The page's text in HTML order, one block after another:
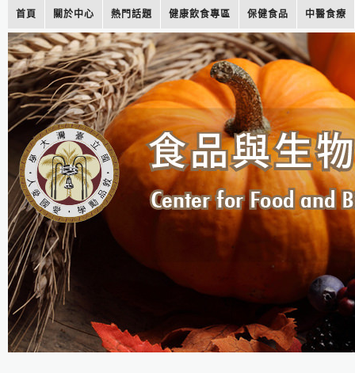
首頁 關於中心 熱門話題 健康飲食專區 保健食品 中醫食療